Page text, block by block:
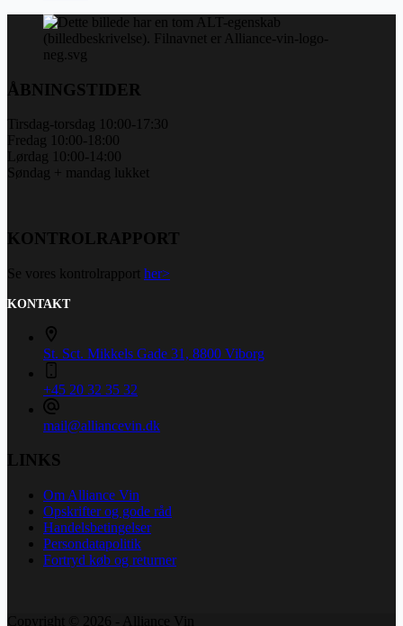
ÅBNINGSTIDER
Tirsdag-torsdag 10:00-17:30
Fredag 10:00-18:00
Lørdag 10:00-14:00
Søndag + mandag lukket
KONTROLRAPPORT
Se vores kontrolrapport her>
KONTAKT
St. Sct. Mikkels Gade 31, 8800 Viborg
+45 20 32 35 32
mail@alliancevin.dk
LINKS
Om Alliance Vin
Opskrifter og gode råd
Handelsbetingelser
Persondatapolitik
Fortryd køb og returner
Copyright © 2026 - Alliance Vin